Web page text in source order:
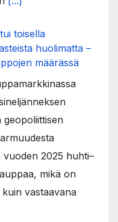
toisella
huolimatta –
määrässä
geopoliittisen
vuoden 2025 huhti–
mikä on
vastaavana